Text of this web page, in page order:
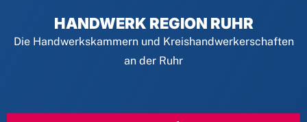
HANDWERK REGION RUHR
Die Handwerkskammern und Kreishandwerkerschaften
an der Ruhr